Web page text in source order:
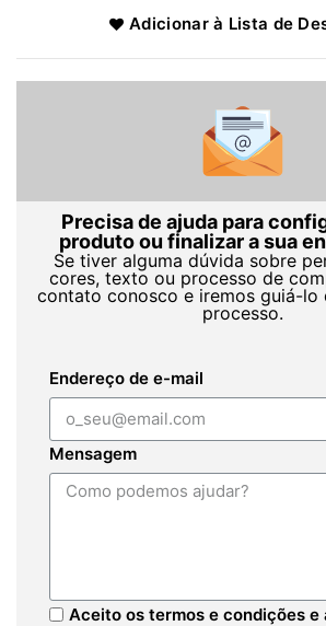
Adicionar à Lista de
Precisa de ajuda para
produto ou finalizar a sua
Se tiver alguma dúvida sobre
cores, texto ou processo de
contato conosco e iremos guiá-lo
processo.
Endereço de e-mail
Mensagem
Aceito os termos e condições e